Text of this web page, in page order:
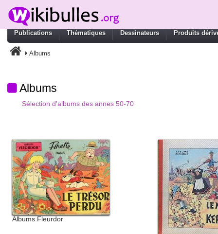
Publications Thématiques Dessinateurs Produits
Albums
Albums
Sélection d'albums des annes 50-70
Albums Fleurdor